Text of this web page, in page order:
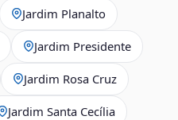
Jardim Planalto
Jardim Presidente
Jardim Rosa Cruz
Jardim Santa Cecília